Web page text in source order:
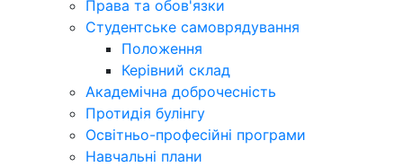
Права та обов'язки
Студентське самоврядування
Положення
Керівний склад
Академічна доброчесність
Протидія булінгу
Освітньо-професійні програми
Навчальні плани